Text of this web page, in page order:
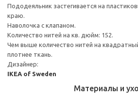
Пододеяльник застегивается на
краю.
Наволочка с клапаном.
Количество нитей на кв. дюйм: 152.
Чем выше количество нитей на
плотнее ткань.
Дизайнер:
IKEA of Sweden
Материалы и